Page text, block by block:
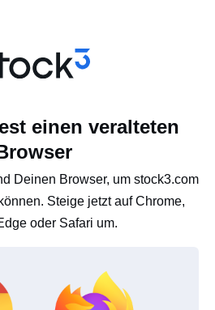
einen veralteten
Deinen Browser, um stock3.com
Steige jetzt auf Chrome,
oder Safari um.